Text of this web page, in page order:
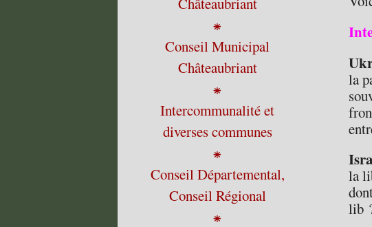
la
la
lib
⁕
Conseil Municipal
Châteaubriant
⁕
Intercommunalité et
diverses communes
⁕
Conseil Départemental,
Conseil Régional
⁕